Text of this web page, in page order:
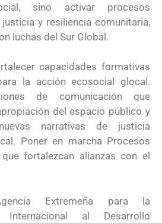
sino activar procesos
y resiliencia comunitaria,
luchas del Sur Global.
capacidades formativas
la acción ecosocial glocal.
de comunicación que
del espacio público y
narrativas de justicia
Poner en marcha Procesos
fortalezcan alianzas con el
Extremeña para la
Internacional al Desarrollo